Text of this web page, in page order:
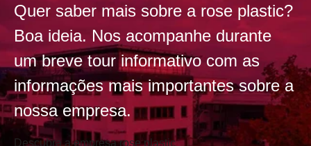
Quer saber mais sobre a rose plastic?
Boa ideia. Nos acompanhe durante
um breve tour informativo com as
informações mais importantes sobre a
nossa empresa.
Descubra a empresa rose plastic